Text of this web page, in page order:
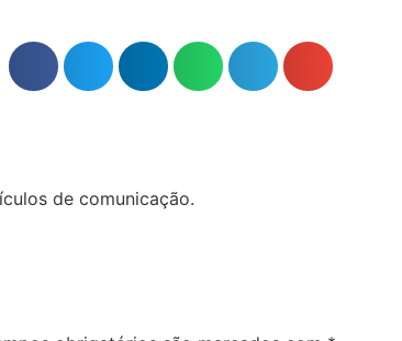
de comunicação.